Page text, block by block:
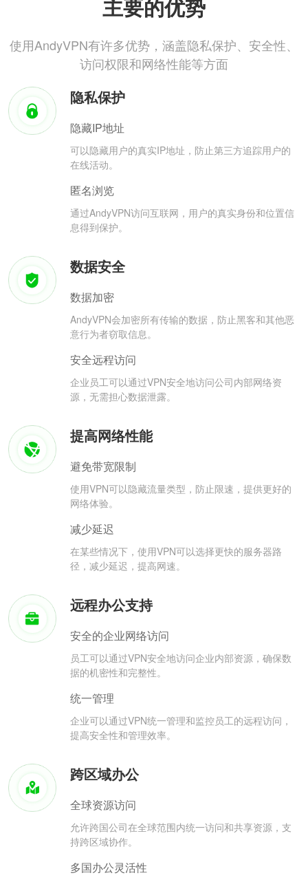
主要的优势
使用AndyVPN有许多优势，涵盖隐私保护、安全性、
访问权限和网络性能等方面
隐私保护
隐藏IP地址
可以隐藏用户的真实IP地址，防止第三方追踪用户的
在线活动。
匿名浏览
通过AndyVPN访问互联网，用户的真实身份和位置信
息得到保护。
数据安全
数据加密
AndyVPN会加密所有传输的数据，防止黑客和其他恶
意行为者窃取信息。
安全远程访问
企业员工可以通过VPN安全地访问公司内部网络资
源，无需担心数据泄露。
提高网络性能
避免带宽限制
使用VPN可以隐藏流量类型，防止限速，提供更好的
网络体验。
减少延迟
在某些情况下，使用VPN可以选择更快的服务器路
径，减少延迟，提高网速。
远程办公支持
安全的企业网络访问
员工可以通过VPN安全地访问企业内部资源，确保数
据的机密性和完整性。
统一管理
企业可以通过VPN统一管理和监控员工的远程访问，
提高安全性和管理效率。
跨区域办公
全球资源访问
允许跨国公司在全球范围内统一访问和共享资源，支
持跨区域协作。
多国办公灵活性